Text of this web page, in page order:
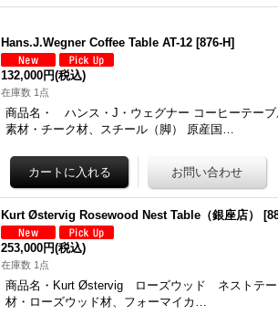
Hans.J.Wegner Coffee Table AT-12 [876-H]
132,000円(税込)
在庫数 1点
商品名・ ハンス・J・ウェグナー コーヒーテー
素材・チーク材、スチール（脚） 原産国…
Kurt Østervig Rosewood Nest Table（銀座店） [
253,000円(税込)
在庫数 1点
商品名・Kurt Østervig ローズウッド ネストテー
材・ローズウッド材、フォーマイカ…